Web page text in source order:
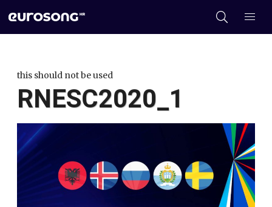
this should not be used
RNESC2020_1